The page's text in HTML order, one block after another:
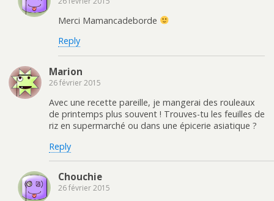
Merci Mamancadeborde
Reply
Marion
26 février 2015
Avec une recette pareille, je mangerai des rouleaux
de printemps plus souvent ! Trouves-tu les feuilles de
riz en supermarché ou dans une épicerie asiatique ?
Reply
Chouchie
26 février 2015